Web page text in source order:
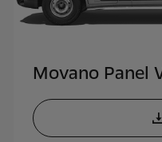
Movano Panel